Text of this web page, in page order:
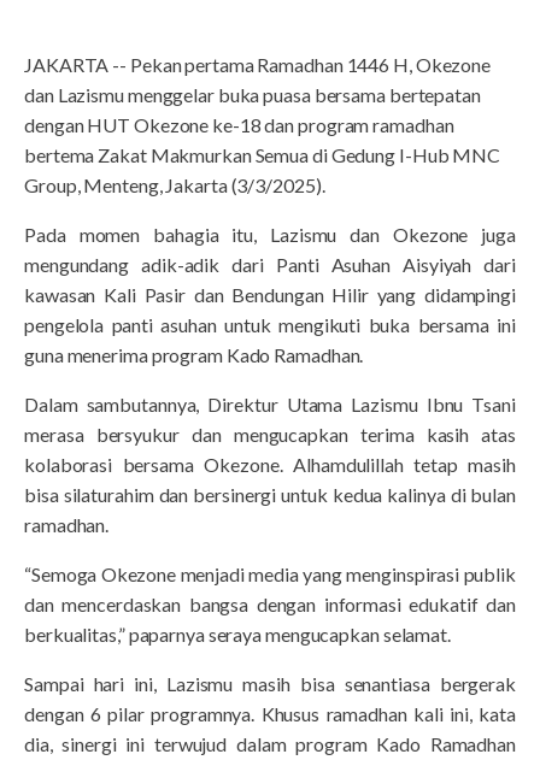
JAKARTA -- Pekan pertama Ramadhan 1446 H, Okezone
dan Lazismu menggelar buka puasa bersama bertepatan
dengan HUT Okezone ke-18 dan program ramadhan
bertema Zakat Makmurkan Semua di Gedung I-Hub MNC
Group, Menteng, Jakarta (3/3/2025).
Pada momen bahagia itu, Lazismu dan Okezone juga
mengundang adik-adik dari Panti Asuhan Aisyiyah dari
kawasan Kali Pasir dan Bendungan Hilir yang didampingi
pengelola panti asuhan untuk mengikuti buka bersama ini
guna menerima program Kado Ramadhan.
Dalam sambutannya, Direktur Utama Lazismu Ibnu Tsani
merasa bersyukur dan mengucapkan terima kasih atas
kolaborasi bersama Okezone. Alhamdulillah tetap masih
bisa silaturahim dan bersinergi untuk kedua kalinya di bulan
ramadhan.
“Semoga Okezone menjadi media yang menginspirasi publik
dan mencerdaskan bangsa dengan informasi edukatif dan
berkualitas,” paparnya seraya mengucapkan selamat.
Sampai hari ini, Lazismu masih bisa senantiasa bergerak
dengan 6 pilar programnya. Khusus ramadhan kali ini, kata
dia, sinergi ini terwujud dalam program Kado Ramadhan